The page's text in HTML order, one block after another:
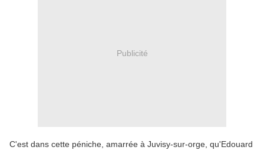
Publicité
C'est dans cette péniche, amarrée à Juvisy-sur-orge, qu'Edouard